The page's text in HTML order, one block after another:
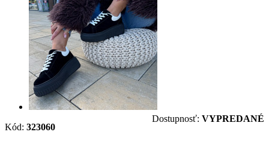
Kód: 323060
Dostupnosť: VYPREDANÉ